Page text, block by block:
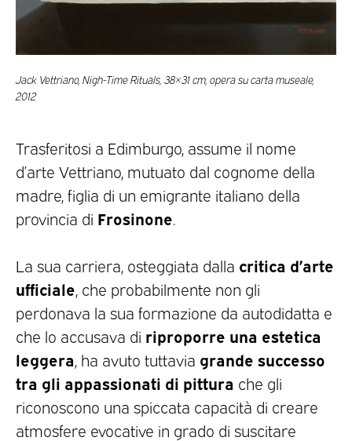
Jack Vettriano, Nigh-Time Rituals, 38×31 cm, opera su carta museale,
2012
Trasferitosi a Edimburgo, assume il nome
d’arte Vettriano, mutuato dal cognome della
madre, figlia di un emigrante italiano della
provincia di Frosinone
La sua carriera, osteggiata dalla critica d’arte
ufficiale , che probabilmente non gli
perdonava la sua formazione da autodidatta e
che lo accusava di riproporre una estetica
leggera , ha avuto tuttavia grande successo
tra gli appassionati di pittura che gli
riconoscono una spiccata capacità di creare
atmosfere evocative in grado di suscitare